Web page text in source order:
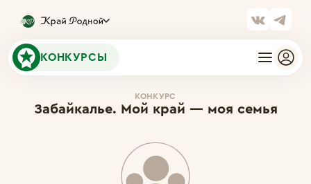
КОНКУРСЫ
КОНКУРС
Забайкалье. Мой край — моя семья